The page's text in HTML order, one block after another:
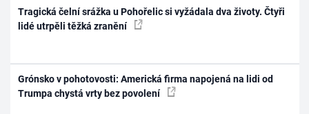
Tragická čelní srážka u Pohořelic si vyžádala dva životy. Čtyři
lidé utrpěli těžká zranění
Grónsko v pohotovosti: Americká firma napojená na lidi od
Trumpa chystá vrty bez povolení